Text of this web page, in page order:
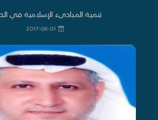
تنمية المبادىء الإسلامية في
2017-06-01